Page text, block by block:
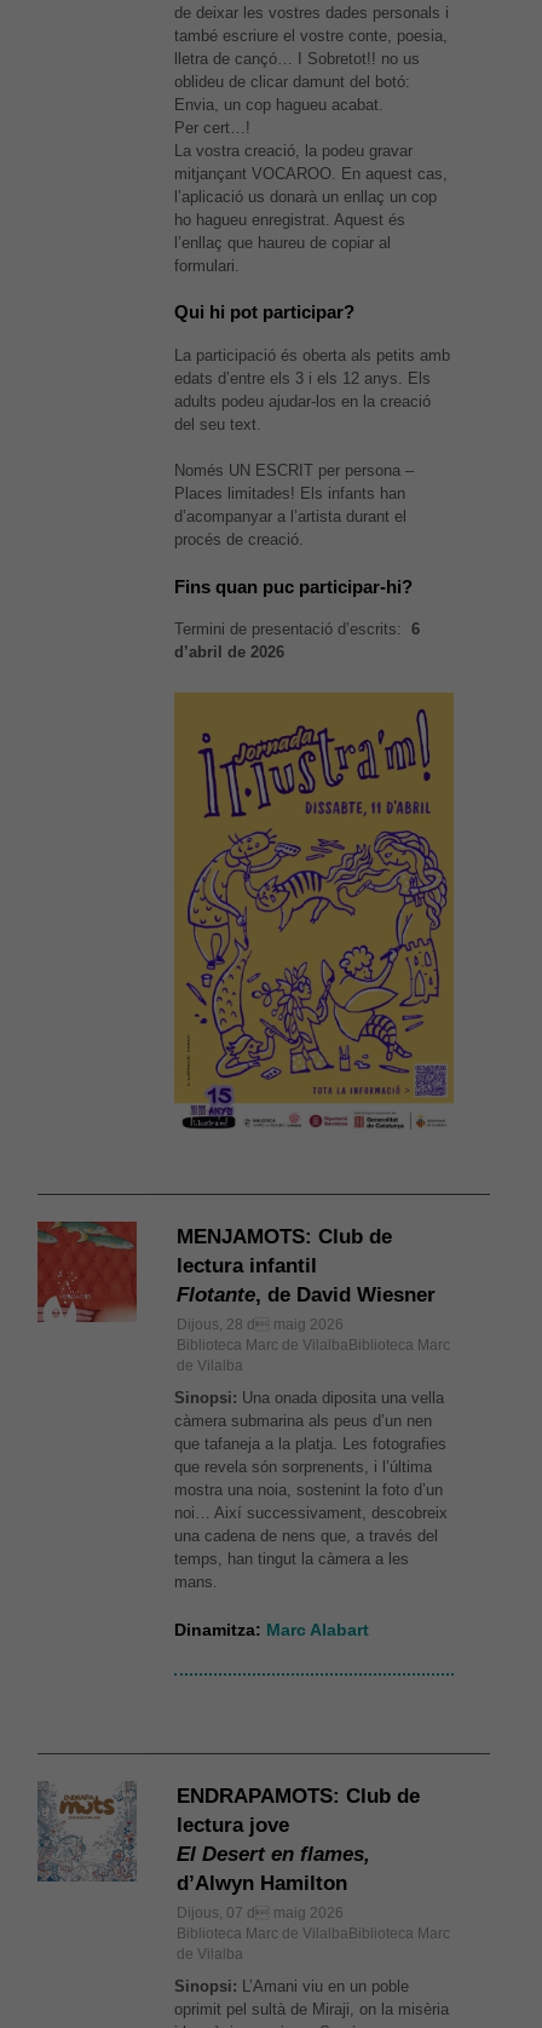
de deixar les vostres dades personals i
també escriure el vostre conte, poesia,
lletra de cançó… I Sobretot!! no us
oblideu de clicar damunt del botó:
Envia, un cop hagueu acabat.
Per cert…!
La vostra creació, la podeu gravar
mitjançant VOCAROO. En aquest cas,
l’aplicació us donarà un enllaç un cop
ho hagueu enregistrat. Aquest és
l’enllaç que haureu de copiar al
formulari.
Qui hi pot participar?
La participació és oberta als petits amb
edats d’entre els 3 i els 12 anys. Els
adults podeu ajudar-los en la creació
del seu text.
Només UN ESCRIT per persona –
Places limitades! Els infants han
d’acompanyar a l’artista durant el
procés de creació.
Fins quan puc participar-hi?
Termini de presentació d’escrits: 6
d’abril de 2026
MENJAMOTS: Club de
lectura infantil
Flotante, de David Wiesner
Dijous, 28 d maig 2026
Biblioteca Marc de VilalbaBiblioteca Marc
de Vilalba
Sinopsi: Una onada diposita una vella
càmera submarina als peus d’un nen
que tafaneja a la platja. Les fotografies
que revela són sorprenents, i l’última
mostra una noia, sostenint la foto d’un
noi… Així successivament, descobreix
una cadena de nens que, a través del
temps, han tingut la càmera a les
mans.
Dinamitza: Marc Alabart
ENDRAPAMOTS: Club de
lectura jove
El Desert en flames,
d’Alwyn Hamilton
Dijous, 07 d maig 2026
Biblioteca Marc de VilalbaBiblioteca Marc
de Vilalba
Sinopsi:
L’Amani viu en un poble
oprimit pel sultà de Miraji, on la misèria